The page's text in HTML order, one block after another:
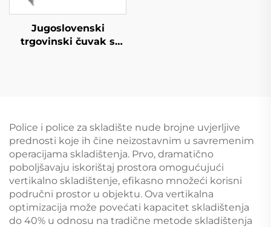
Jugoslovenski
trgovinski čuvak s
Police i police za skladište nude brojne uvjerljive
prednosti koje ih čine neizostavnim u savremenim
operacijama skladištenja. Prvo, dramatično
poboljšavaju iskorištaj prostora omogućujući
vertikalno skladištenje, efikasno množeći korisni
područni prostor u objektu. Ova vertikalna
optimizacija može povećati kapacitet skladištenja
do 40% u odnosu na tradične metode skladištenja